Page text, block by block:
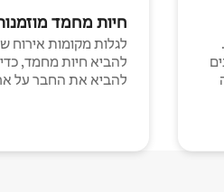
חיות מחמד
לגלות מקומות אירוח
להביא חיות מחמד,
להביא את החבר על